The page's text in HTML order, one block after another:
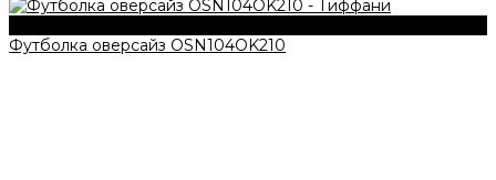
Футболка оверсайз OSN104OK210